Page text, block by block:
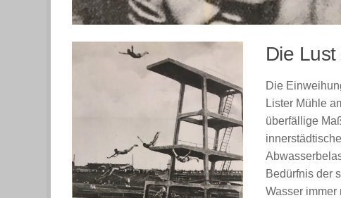
Die
Die
Lister Mühle
überfällige
Bedürfnis der
Wasser